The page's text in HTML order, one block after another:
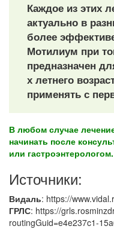
Каждое из этих
актуально в
более
Мотилиум при
предназначен
х летнего
применять с
В любом случае
начинать после
или гастроэнтерологом.
Источники:
Видаль: https://
ГРЛС: https://
routingGuid=e4e237c1-